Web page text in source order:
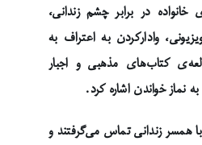
در برابر چشم زندانی،
وادارکردن به اعتراف به
کتاب‌های مذهبی و اجبار
نماز خواندن اشاره کرد.
همسر زندانی تماس می‌گرفتند و